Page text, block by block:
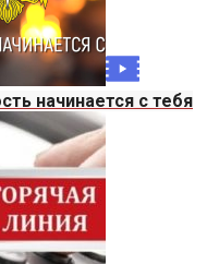
начинается с тебя